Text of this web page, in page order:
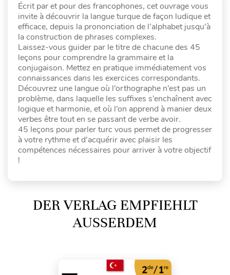
Écrit par et pour des francophones, cet ouvrage vous
invite à découvrir la langue turque de façon ludique et
efficace, depuis la prononciation de l’alphabet jusqu’à
la construction de phrases complexes.
Laissez-vous guider par le titre de chacune des 45
leçons pour comprendre la grammaire et la
conjugaison. Mettez en pratique immédiatement vos
connaissances dans les exercices correspondants.
Découvrez une langue où l’orthographe n’est pas un
problème, dans laquelle les suffixes s’enchaînent avec
logique et harmonie, et où l’on apprend à manier deux
verbes être tout en se passant de verbe avoir.
45 leçons pour parler turc vous permet de progresser
à votre rythme et d’acquérir avec plaisir les
compétences nécessaires pour arriver à votre objectif
!
DER VERLAG EMPFIEHLT
AUSSERDEM